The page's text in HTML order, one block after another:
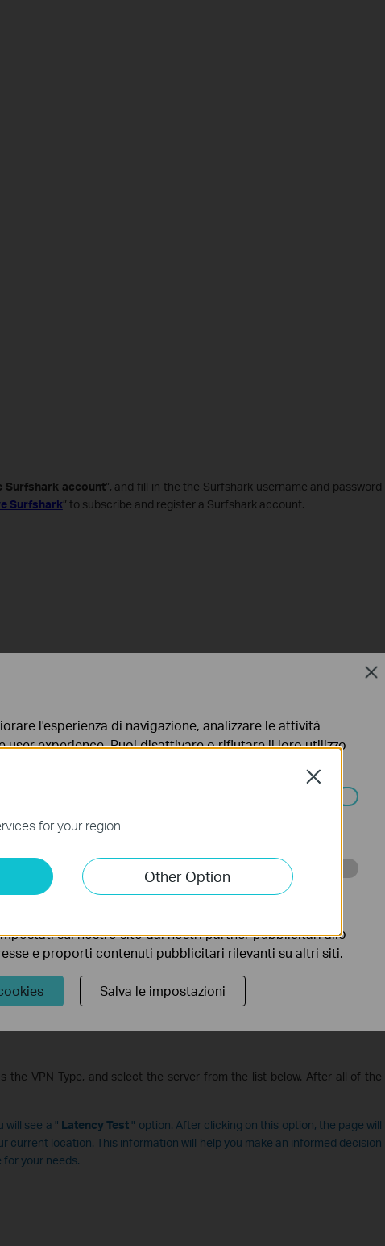
Surfshark account”, and fill in the the Surfshark username and password
Surfshark” to subscribe and register a Surfshark account.
the VPN Type, and select the server from the list below. After all of the
will see a " Latency Test " option. After clicking on this option, the page will
current location. This information will help you make an informed decision
your needs.
for your region.
Other Option
Close
l'esperienza di navigazione, analizzare le attività
experience. Puoi disattivare o rifiutare il loro utilizzo
consulta la nostra
funzionamento del sito e non possono essere
le tue attività sul nostro sito allo scopo di
sul nostro sito dai nostri partner pubblicitari allo
e proporti contenuti pubblicitari rilevanti su altri siti.
Salva le impostazioni
Close